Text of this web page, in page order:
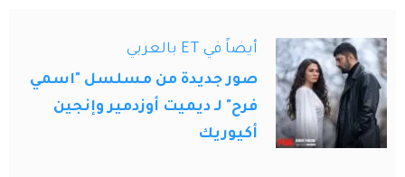
أيضاً في ET بالعربي
صور جديدة من مسلسل "اسمي
فرح" لـ ديميت أوزدمير وإنجين
أكيوريك